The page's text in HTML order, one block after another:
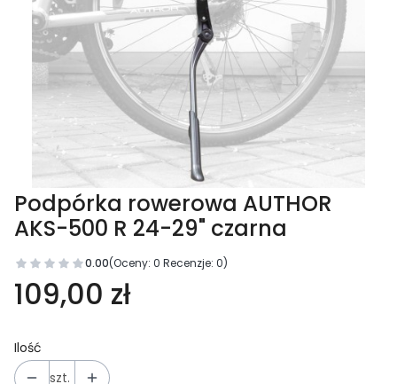
Podpórka rowerowa AUTHOR
AKS-500 R 24-29" czarna
0.00(Oceny: 0 Recenzje: 0)
109,00 zł
Ilość
szt.